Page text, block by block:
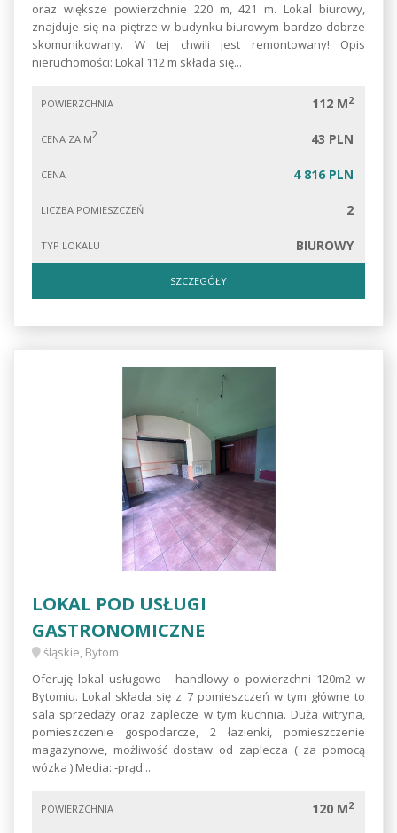
oraz większe powierzchnie 220 m, 421 m. Lokal biurowy,
znajduje się na piętrze w budynku biurowym bardzo dobrze
skomunikowany. W tej chwili jest remontowany! Opis
nieruchomości: Lokal 112 m składa się...
POWIERZCHNIA 112 M2
CENA ZA M2 43 PLN
CENA 4 816 PLN
LICZBA POMIESZCZEŃ 2
TYP LOKALU BIUROWY
SZCZEGÓŁY
LOKAL POD USŁUGI
GASTRONOMICZNE
śląskie, Bytom
Oferuję lokal usługowo - handlowy o powierzchni 120m2 w
Bytomiu. Lokal składa się z 7 pomieszczeń w tym główne to
sala sprzedaży oraz zaplecze w tym kuchnia. Duża witryna,
pomieszczenie gospodarcze, 2 łazienki, pomieszczenie
magazynowe, możliwość dostaw od zaplecza ( za pomocą
wózka ) Media: -prąd...
POWIERZCHNIA 120 M2